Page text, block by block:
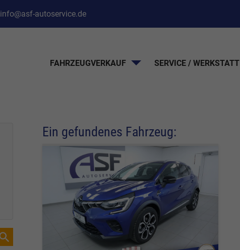
info@asf-autoservice.de
FAHRZEUGVERKAUF SERVICE / WERKSTATT
Ein gefundenes Fahrzeug: